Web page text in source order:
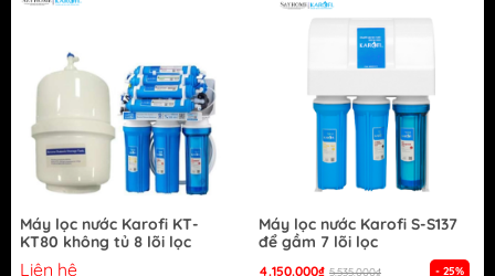
Máy lọc nước Karofi KT-
KT80 không tủ 8 lõi lọc
Liên hệ
Máy lọc nước Karofi S-S137
để gầm 7 lõi lọc
4.150.000₫ 5.535.000₫ - 25%